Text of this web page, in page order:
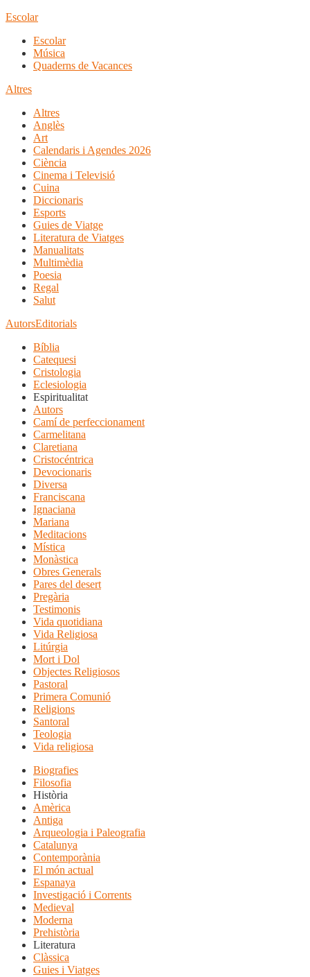
Escolar
Escolar
Música
Quaderns de Vacances
Altres
Altres
Anglès
Art
Calendaris i Agendes 2026
Ciència
Cinema i Televisió
Cuina
Diccionaris
Esports
Guies de Viatge
Literatura de Viatges
Manualitats
Multimèdia
Poesia
Regal
Salut
AutorsEditorials
Bíblia
Catequesi
Cristologia
Eclesiologia
Espiritualitat
Autors
Camí de perfeccionament
Carmelitana
Claretiana
Cristocéntrica
Devocionaris
Diversa
Franciscana
Ignaciana
Mariana
Meditacions
Mística
Monàstica
Obres Generals
Pares del desert
Pregària
Testimonis
Vida quotidiana
Vida Religiosa
Litúrgia
Mort i Dol
Objectes Religiosos
Pastoral
Primera Comunió
Religions
Santoral
Teologia
Vida religiosa
Biografies
Filosofia
Història
Amèrica
Antiga
Arqueologia i Paleografia
Catalunya
Contemporània
El món actual
Espanaya
Investigació i Corrents
Medieval
Moderna
Prehistòria
Literatura
Clàssica
Guies i Viatges